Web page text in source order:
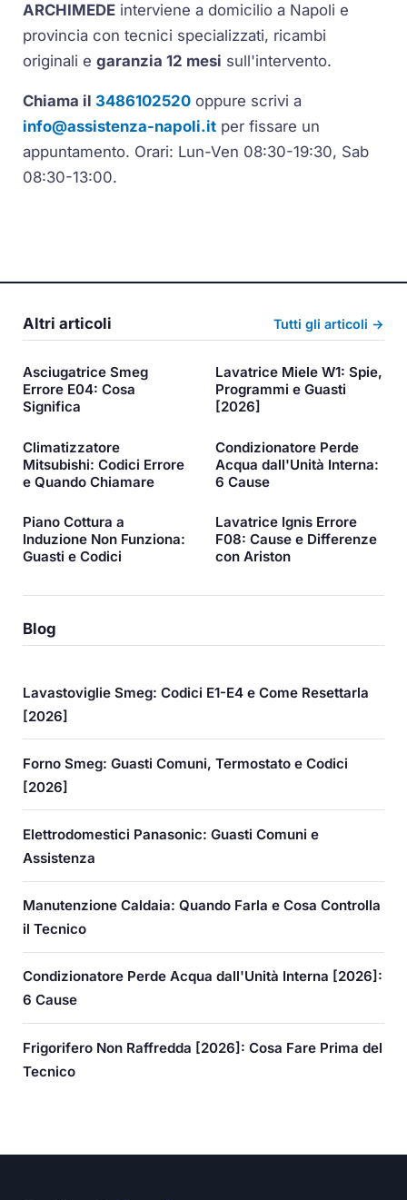
ARCHIMEDE interviene a domicilio a Napoli e
provincia con tecnici specializzati, ricambi
originali egaranzia 12 mesi sull'intervento.
Chiama il 3486102520 oppure scrivi a
info@assistenza-napoli.it per fissare un
appuntamento. Orari: Lun-Ven 08:30-19:30, Sab
08:30-13:00.
Altri articoli Tutti gli articoli →
Asciugatrice Smeg
Errore E04: Cosa
Significa
Lavatrice Miele W1: Spie,
Programmi e Guasti
[2026]
Climatizzatore
Mitsubishi: Codici Errore
e Quando Chiamare
Condizionatore Perde
Acqua dall'Unità Interna:
6 Cause
Piano Cottura a
Induzione Non Funziona:
Guasti e Codici
Lavatrice Ignis Errore
F08: Cause e Differenze
con Ariston
Blog
Lavastoviglie Smeg: Codici E1-E4 e Come Resettarla
[2026]
Forno Smeg: Guasti Comuni, Termostato e Codici
[2026]
Elettrodomestici Panasonic: Guasti Comuni e
Assistenza
Manutenzione Caldaia: Quando Farla e Cosa Controlla
il Tecnico
Condizionatore Perde Acqua dall'Unità Interna [2026]:
6 Cause
Frigorifero Non Raffredda [2026]: Cosa Fare Prima del
Tecnico